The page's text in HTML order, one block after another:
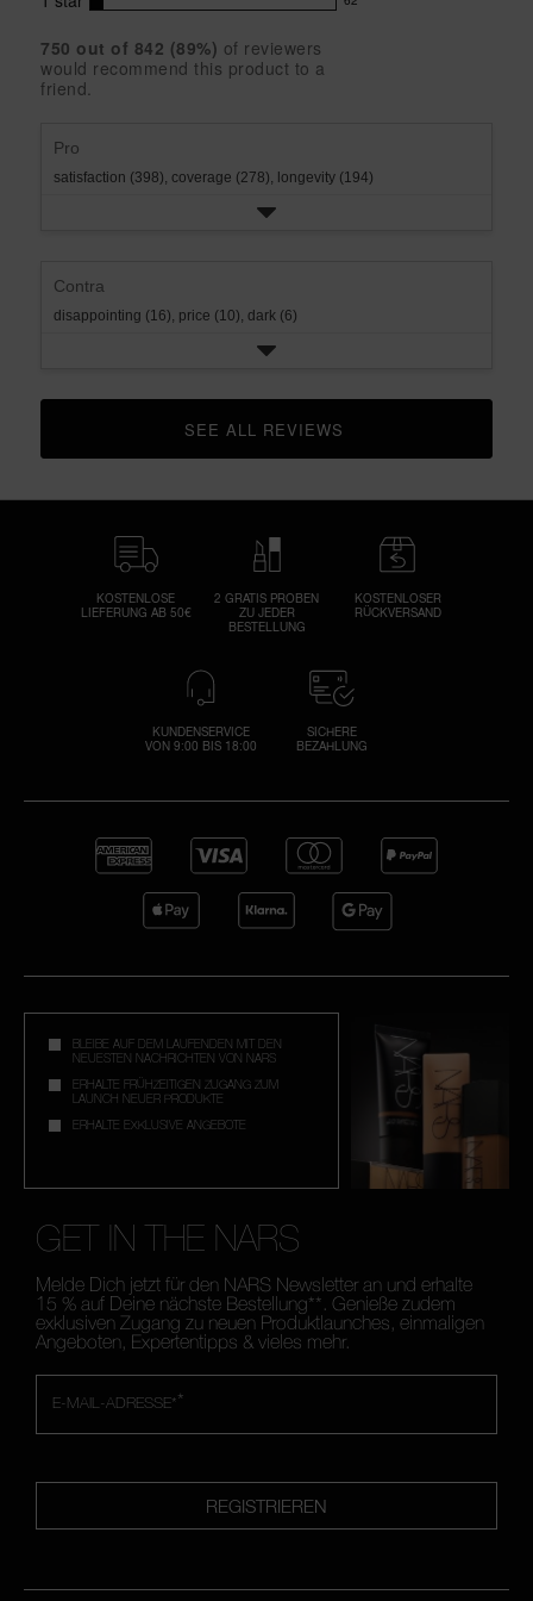
rating.
rating.
star
rating.
reviews
2
star
rating.
62
with
1
750 out of 842 (89%) of reviewers
would recommend this product to a
friend.
Pro
satisfaction (398), coverage (278), longevity (194)
Contra
disappointing (16), price (10), dark (6)
CLICK TO GO TO ALL REVIEWS
KOSTENLOSE
LIEFERUNG AB 50€
2 GRATIS PROBEN
ZU JEDER
BESTELLUNG
KOSTENLOSER
RÜCKVERSAND
KUNDENSERVICE
VON 9:00 BIS 18:00
SICHERE
BEZAHLUNG
BLEIBE AUF DEM LAUFENDEN MIT DEN
NEUESTEN NACHRICHTEN VON NARS
ERHALTE FRÜHZEITIGEN ZUGANG ZUM
LAUNCH NEUER PRODUKTE
ERHALTE EXKLUSIVE ANGEBOTE
GET IN THE NARS
Melde Dich jetzt für den NARS Newsletter an und erhalte
15 % auf Deine nächste Bestellung**. Genieße zudem
exklusiven Zugang zu neuen Produktlaunches, einmaligen
Angeboten, Expertentipps & vieles mehr.
*
E-MAIL-ADRESSE*
REGISTRIEREN